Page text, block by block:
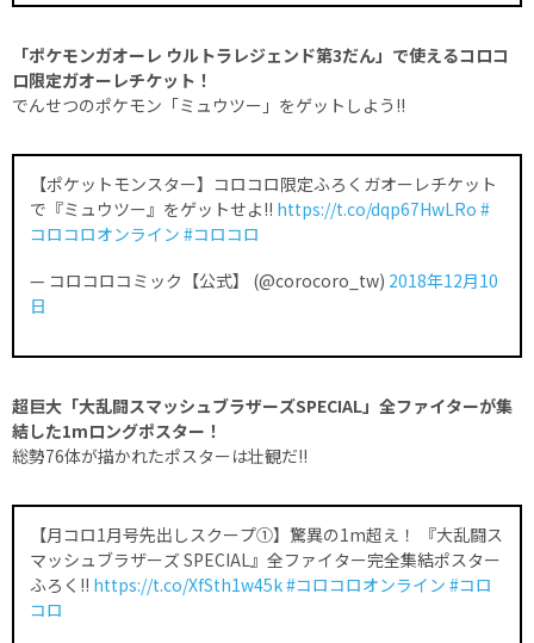
「ポケモンガオーレ ウルトラレジェンド第3だん」で使えるコロコ
ロ限定ガオーレチケット！
でんせつのポケモン「ミュウツー」をゲットしよう!!
【ポケットモンスター】コロコロ限定ふろくガオーレチケット
で『ミュウツー』をゲットせよ!! https://t.co/dqp67HwLRo #
コロコロオンライン #コロコロ
— コロコロコミック【公式】 (@corocoro_tw) 2018年12月10
日
超巨大「大乱闘スマッシュブラザーズSPECIAL」全ファイターが集
結した1mロングポスター！
総勢76体が描かれたポスターは壮観だ!!
【月コロ1月号先出しスクープ①】驚異の1m超え！ 『大乱闘ス
マッシュブラザーズ SPECIAL』全ファイター完全集結ポスター
ふろく!! https://t.co/XfSth1w45k#コロコロオンライン #コロ
コロ